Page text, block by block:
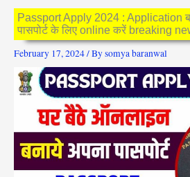
Passport Apply 2024 : Application
पासपोर्ट के लिए online करें breaking
February 17, 2024/ Bysomya baranwal